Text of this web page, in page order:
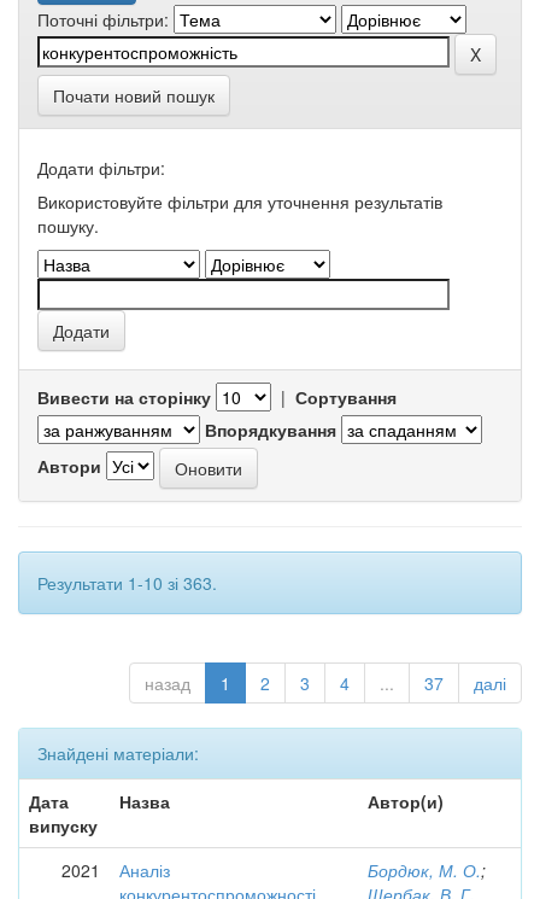
Поточні фільтри:
Почати новий пошук
Додати фільтри:
Використовуйте фільтри для уточнення результатів
пошуку.
Вивести на сторінку | Сортування
Впорядкування
Автори
Результати 1-10 зі 363.
назад 1 2 3 4 ... 37 далі
Знайдені матеріали:
Дата
випуску
Назва Автор(и)
2021
Аналіз
конкурентоспроможності
Бордюк, М. О.;
Щербак, В. Г.